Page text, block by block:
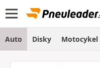
Auto Disky Motocykel